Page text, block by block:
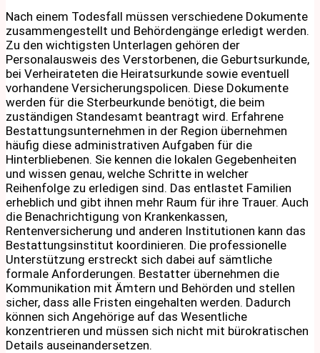
Nach einem Todesfall müssen verschiedene Dokumente
zusammengestellt und Behördengänge erledigt werden.
Zu den wichtigsten Unterlagen gehören der
Personalausweis des Verstorbenen, die Geburtsurkunde,
bei Verheirateten die Heiratsurkunde sowie eventuell
vorhandene Versicherungspolicen. Diese Dokumente
werden für die Sterbeurkunde benötigt, die beim
zuständigen Standesamt beantragt wird. Erfahrene
Bestattungsunternehmen in der Region übernehmen
häufig diese administrativen Aufgaben für die
Hinterbliebenen. Sie kennen die lokalen Gegebenheiten
und wissen genau, welche Schritte in welcher
Reihenfolge zu erledigen sind. Das entlastet Familien
erheblich und gibt ihnen mehr Raum für ihre Trauer. Auch
die Benachrichtigung von Krankenkassen,
Rentenversicherung und anderen Institutionen kann das
Bestattungsinstitut koordinieren. Die professionelle
Unterstützung erstreckt sich dabei auf sämtliche
formale Anforderungen. Bestatter übernehmen die
Kommunikation mit Ämtern und Behörden und stellen
sicher, dass alle Fristen eingehalten werden. Dadurch
können sich Angehörige auf das Wesentliche
konzentrieren und müssen sich nicht mit bürokratischen
Details auseinandersetzen.